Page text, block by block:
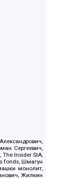
Сергеевич,
Insider SIA,
fonds, Шмагун
монолит,
Жилкин